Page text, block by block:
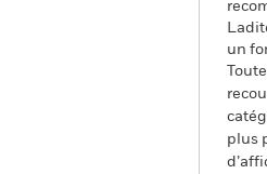
un
plus